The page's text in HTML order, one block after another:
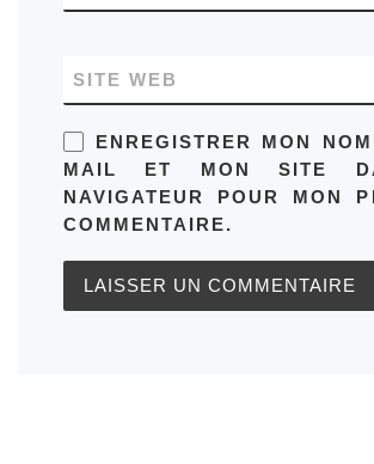
SITE WEB
ENREGISTRER MON
MAIL ET MON SITE
NAVIGATEUR POUR MON
COMMENTAIRE.